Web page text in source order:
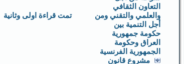
التعاون الثقافي
والعلمي والتقني ومن
أجل التنمية بين
حكومة جمهورية
العراق وحكومة
الجمهورية الفرنسية
تمت قراءة اولى وثانية
مشروع قانون